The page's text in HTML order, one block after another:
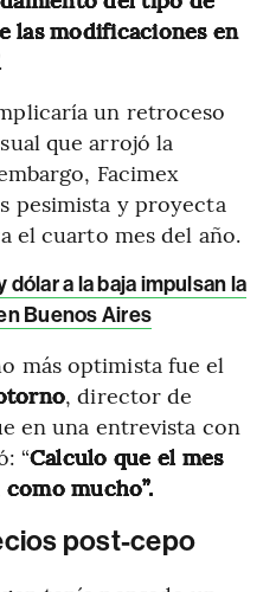
las modificaciones en
un retroceso
que arrojó la
Facimex
pesimista y proyecta
el cuarto mes del año.
dólar a la baja impulsan la
Buenos Aires
más optimista fue el
, director de
en una entrevista con
“Calculo que el mes
mucho”.
post-cepo